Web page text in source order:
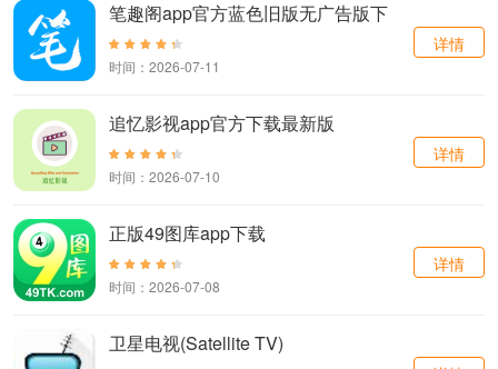
笔趣阁app官方蓝色旧版无广告版下
载
时间：2026-07-11
详情
追忆影视app官方下载最新版
时间：2026-07-10
详情
正版49图库app下载
时间：2026-07-08
详情
卫星电视(Satellite TV)